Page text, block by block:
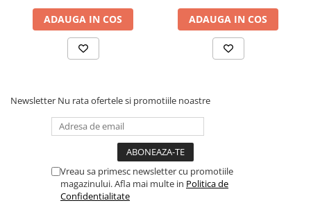
ADAUGA IN COS ADAUGA IN COS
Newsletter Nu rata ofertele si promotiile noastre
Vreau sa primesc newsletter cu promotiile
magazinului. Afla mai multe in Politica de
Confidentialitate